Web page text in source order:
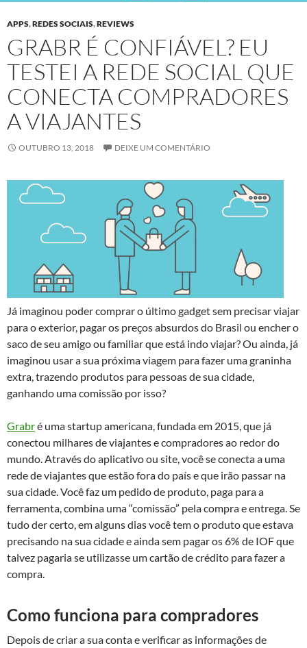
APPS,REDES SOCIAIS,REVIEWS
GRABR É CONFIÁVEL? EU
TESTEI A REDE SOCIAL QUE
CONECTA COMPRADORES
A VIAJANTES
OUTUBRO 13, 2018 DEIXE UM COMENTÁRIO
Já imaginou poder comprar o último gadget sem precisar viajar
para o exterior, pagar os preços absurdos do Brasil ou encher o
saco de seu amigo ou familiar que está indo viajar? Ou ainda, já
imaginou usar a sua próxima viagem para fazer uma graninha
extra, trazendo produtos para pessoas de sua cidade,
ganhando uma comissão por isso?
Grabré uma startup americana, fundada em 2015, que já
conectou milhares de viajantes e compradores ao redor do
mundo. Através do aplicativo ou site, você se conecta a uma
rede de viajantes que estão fora do país e que irão passar na
sua cidade. Você faz um pedido de produto, paga para a
ferramenta, combina uma “comissão” pela compra e entrega. Se
tudo der certo, em alguns dias você tem o produto que estava
precisando na sua cidade e ainda sem pagar os 6% de IOF que
talvez pagaria se utilizasse um cartão de crédito para fazer a
compra.
Como funciona para compradores
Depois de criar a sua conta e verificar as informações de